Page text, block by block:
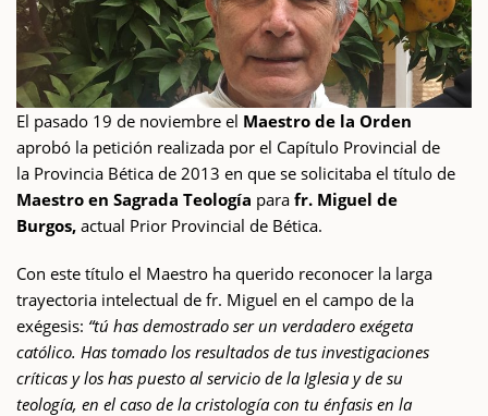
El pasado 19 de noviembre el Maestro de la Orden
aprobó la petición realizada por el Capítulo Provincial de
la Provincia Bética de 2013 en que se solicitaba el título de
Maestro en Sagrada Teología para fr. Miguel de
Burgos, actual Prior Provincial de Bética.
Con este título el Maestro ha querido reconocer la larga
trayectoria intelectual de fr. Miguel en el campo de la
exégesis: “tú has demostrado ser un verdadero exégeta
católico. Has tomado los resultados de tus investigaciones
críticas y los has puesto al servicio de la Iglesia y de su
teología, en el caso de la cristología con tu énfasis en la